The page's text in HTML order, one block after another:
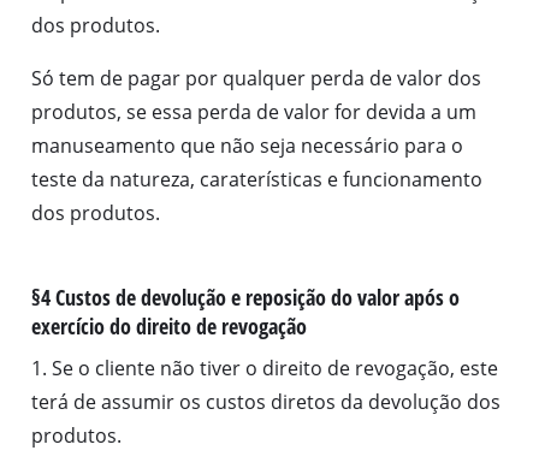
dos produtos.
Só tem de pagar por qualquer perda de valor dos
produtos, se essa perda de valor for devida a um
manuseamento que não seja necessário para o
teste da natureza, caraterísticas e funcionamento
dos produtos.
§4 Custos de devolução e reposição do valor após o
exercício do direito de revogação
1. Se o cliente não tiver o direito de revogação, este
terá de assumir os custos diretos da devolução dos
produtos.